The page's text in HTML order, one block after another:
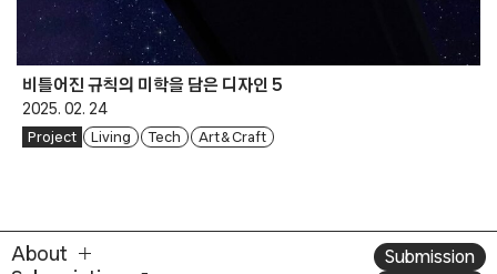
비틀어진 규칙의 미학을 담은 디자인 5
2025. 02. 24
Project Living Tech Art & Craft
About
Submission